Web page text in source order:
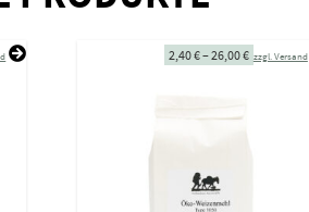
2,40€–26,00€ zzgl. Versand